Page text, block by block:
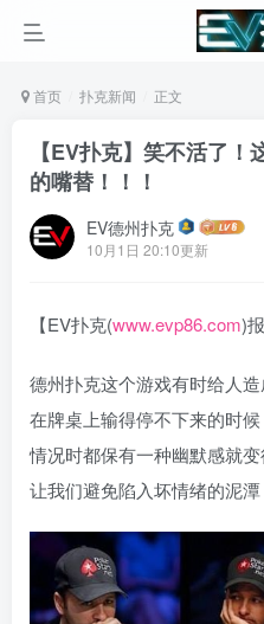
首页 扑克新闻 正文
【EV扑克】笑不活了
的嘴替！！！
EV德州扑克
10月1日 20:10更新
【EV扑克(www.evp86.com)
德州扑克这个游戏有时给人
在牌桌上输得停不下来的时
情况时都保有一种幽默感就
让我们避免陷入坏情绪的泥潭